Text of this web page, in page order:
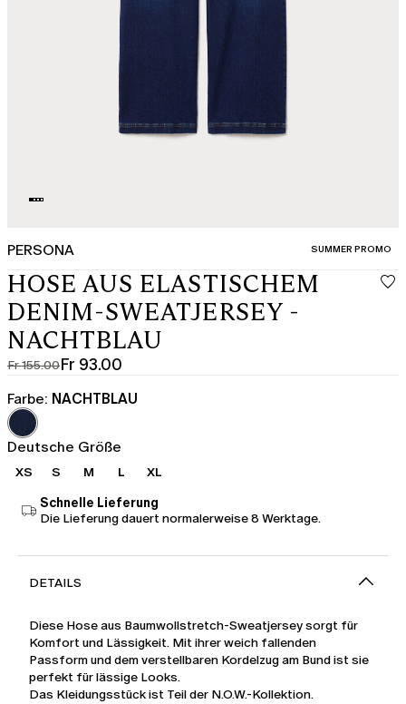
PERSONA KATEGORIE:
SUMMER PROMO
HOSE AUS ELASTISCHEM
DENIM-SWEATJERSEY -
NACHTBLAU
Fr 155.00
Ursprünglicher
Preis
Fr
155.00
Fr 93.00
Aktueller
Preis
Fr
93.00
Farbe: NACHTBLAU
Deutsche Größe
XS S M L XL
Schnelle Lieferung
Die Lieferung dauert normalerweise 8 Werktage.
DETAILS
Diese Hose aus Baumwollstretch-Sweatjersey sorgt für
Komfort und Lässigkeit. Mit ihrer weich fallenden
Passform und dem verstellbaren Kordelzug am Bund ist sie
perfekt für lässige Looks.
Das Kleidungsstück ist Teil der N.O.W.-Kollektion.